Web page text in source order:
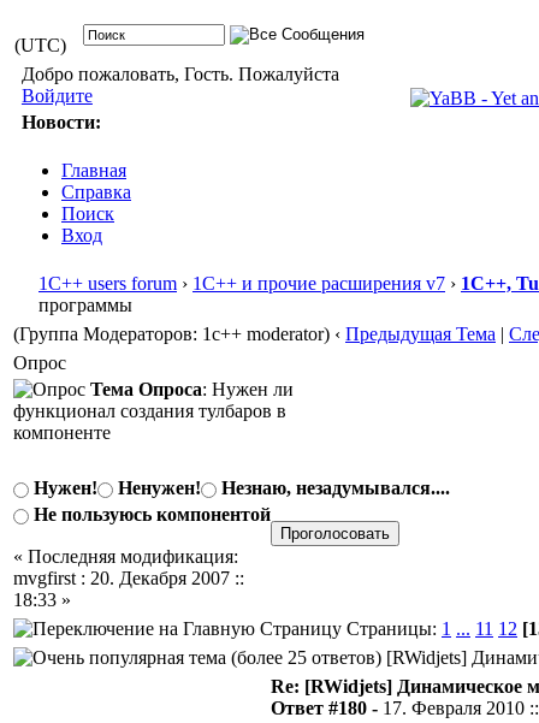
(UTC)
Добро пожаловать, Гость. Пожалуйста
Войдите
Новости:
Главная
Справка
Поиск
Вход
1С++ users forum › 1С++ и прочие расширения v7 › 1С++,
программы
(Группа Модераторов: 1c++ moderator) ‹ Предыдущая Тема |
Опрос
Тема Опроса: Нужен ли
функционал создания тулбаров в
компоненте
Нужен! Ненужен!
Незнаю, незадумывался....
Не пользуюсь компонентой
« Последняя модификация:
mvgfirst : 20. Декабря 2007 ::
18:33 »
Страницы: 1 ... 11 12
[RWidjets]
Re: [RWidjets] Динамическое
Ответ #180 - 17. Февраля 2010